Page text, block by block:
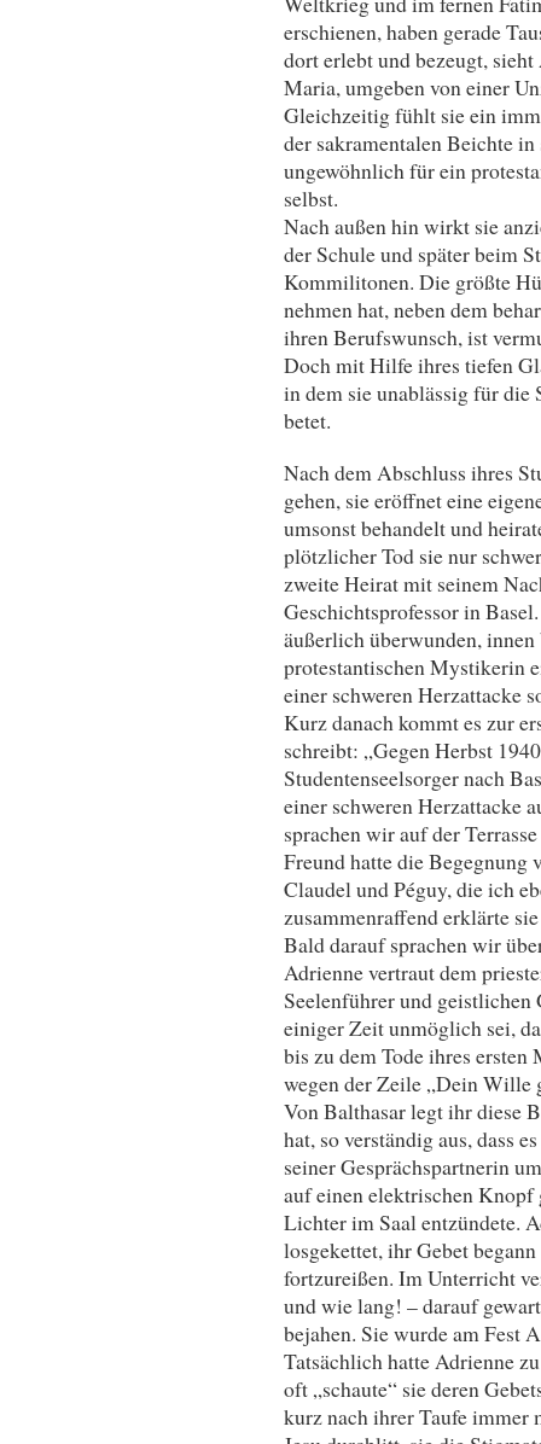
erschienen, haben gerade
dort erlebt und bezeugt,
Maria, umgeben von einer
Gleichzeitig fühlt sie ein
der sakramentalen Beichte
ungewöhnlich für ein
selbst.
Nach außen hin wirkt sie
der Schule und später beim
Kommilitonen. Die größte
nehmen hat, neben dem
ihren Berufswunsch, ist
Doch mit Hilfe ihres tiefen
in dem sie unablässig für die
betet.
Nach dem Abschluss ihres
gehen, sie eröffnet eine
umsonst behandelt und
plötzlicher Tod sie nur
zweite Heirat mit seinem
Geschichtsprofessor in
äußerlich überwunden,
protestantischen Mystikerin
einer schweren Herzattacke
Kurz danach kommt es zur
schreibt: „Gegen Herbst
Studentenseelsorger nach
einer schweren Herzattacke
sprachen wir auf der
Freund hatte die
Claudel und Péguy, die ich
zusammenraffend erklärte
Bald darauf sprachen wir
Adrienne vertraut dem
Seelenführer und geistlichen
einiger Zeit unmöglich sei,
bis zu dem Tode ihres ersten
wegen der Zeile „Dein Wille
Von Balthasar legt ihr diese
hat, so verständig aus, dass
seiner Gesprächspartnerin
auf einen elektrischen Knopf
Lichter im Saal entzündete.
losgekettet, ihr Gebet
fortzureißen. Im Unterricht
und wie lang! – darauf
bejahen. Sie wurde am
Tatsächlich hatte Adrienne
oft „schaute“ sie deren
kurz nach ihrer Taufe immer